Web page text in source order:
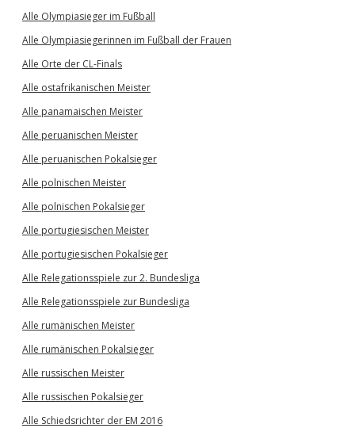
Alle Olympiasieger im Fußball
Alle Olympiasiegerinnen im Fußball der Frauen
Alle Orte der CL-Finals
Alle ostafrikanischen Meister
Alle panamaischen Meister
Alle peruanischen Meister
Alle peruanischen Pokalsieger
Alle polnischen Meister
Alle polnischen Pokalsieger
Alle portugiesischen Meister
Alle portugiesischen Pokalsieger
Alle Relegationsspiele zur 2. Bundesliga
Alle Relegationsspiele zur Bundesliga
Alle rumänischen Meister
Alle rumänischen Pokalsieger
Alle russischen Meister
Alle russischen Pokalsieger
Alle Schiedsrichter der EM 2016